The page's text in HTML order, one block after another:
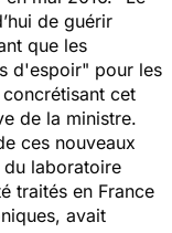
de guérir
que les
d'espoir" pour les
cet
de la ministre.
ces nouveaux
du laboratoire
traités en France
avait